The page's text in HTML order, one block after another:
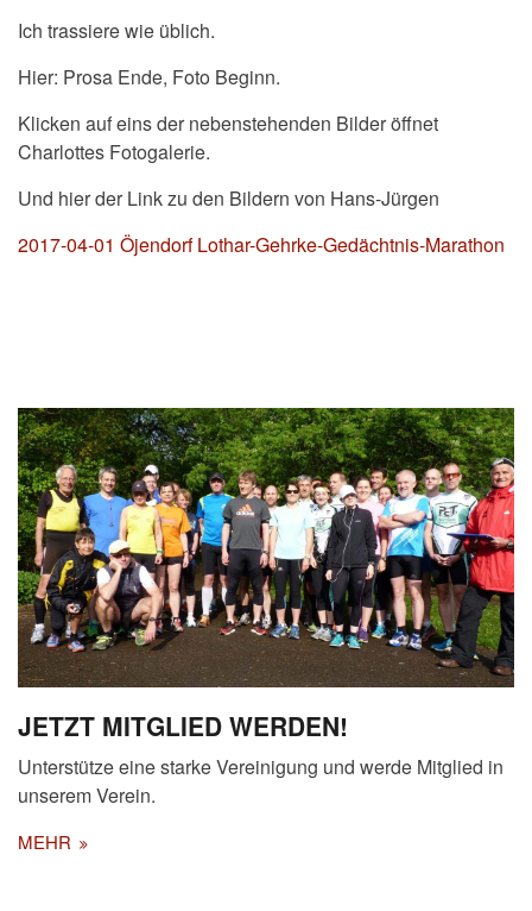
Ich trassiere wie üblich.
Hier: Prosa Ende, Foto Beginn.
Klicken auf eins der nebenstehenden Bilder öffnet
Charlottes Fotogalerie.
Und hier der Link zu den Bildern von Hans-Jürgen
2017-04-01 Öjendorf Lothar-Gehrke-Gedächtnis-Marathon
JETZT MITGLIED WERDEN!
Unterstütze eine starke Vereinigung und werde Mitglied in
unserem Verein.
MEHR